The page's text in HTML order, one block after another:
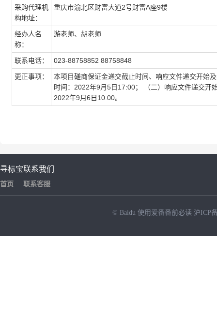
采购代理机
构地址：
重庆市渝北区财富大道2号财富A座9楼
经办人名
称：
游老师、胡老师
联系电话： 023-88758852 88758848
更正事项：
本项目磋商保证金递交截止时间、响应文件递交开始
时间：2022年9月5日17:00； （二）响应文件递交
2022年9月6日10:00。
寻标宝
首页
联系我们
联系客服
© Baidu 使用爱番番前必读 沪ICP